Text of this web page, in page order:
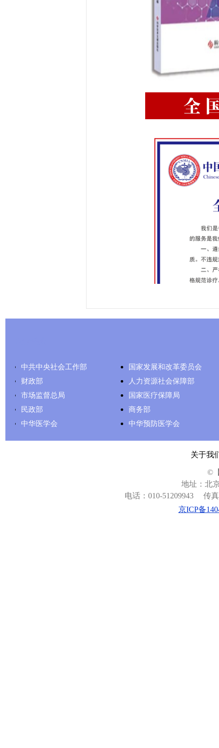
中共中央社会工作部
国家发展和改革委员会
财政部
人力资源社会保障部
市场监督总局
国家医疗保障局
民政部
商务部
中华医学会
中华预防医学会
关于我
©
地址：北
电话：010-51209943
传
京ICP备